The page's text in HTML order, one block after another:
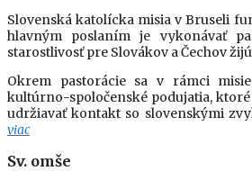
Slovenská katolícka misia v Bruseli
hlavným poslaním je vykonávať
starostlivosť pre Slovákov a Čechov
Okrem pastorácie sa v rámci
kultúrno-spoločenské podujatia,
udržiavať kontakt so slovenskými
viac
Sv. omše